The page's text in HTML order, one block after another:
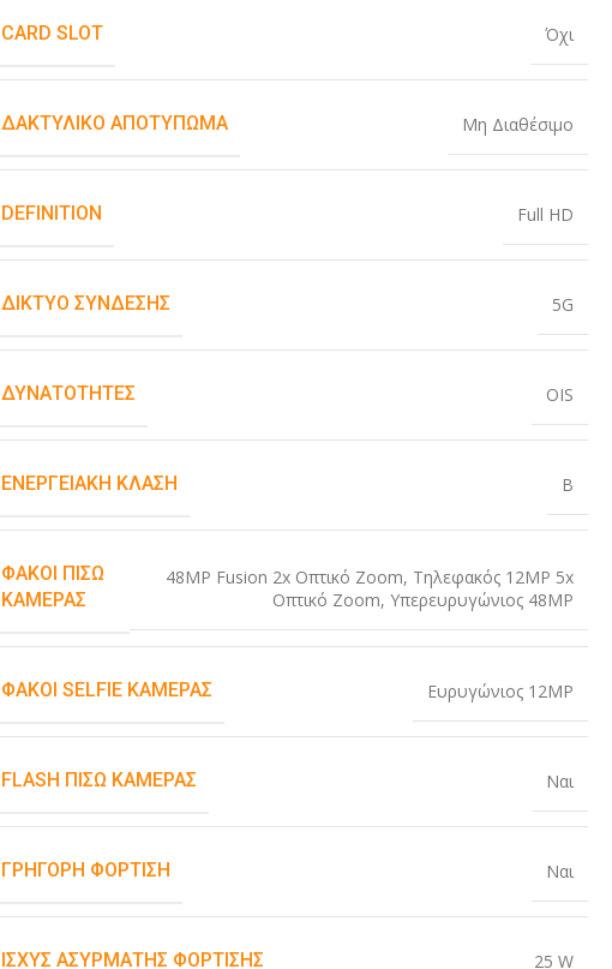
CARD SLOT Όχι
ΔΑΚΤΥΛΙΚΌ ΑΠΟΤΎΠΩΜΑ Μη Διαθέσιμο
DEFINITION Full HD
ΔΊΚΤΥΟ ΣΎΝΔΕΣΗΣ 5G
ΔΥΝΑΤΌΤΗΤΕΣ OIS
ΕΝΕΡΓΕΙΑΚΉ ΚΛΆΣΗ B
ΦΑΚΟΊ ΠΊΣΩ
ΚΆΜΕΡΑΣ
48MP Fusion 2x Οπτικό Zoom, Τηλεφακός 12MP 5x
Οπτικό Zoom, Υπερευρυγώνιος 48MP
ΦΑΚΟΊ SELFIE ΚΆΜΕΡΑΣ Ευρυγώνιος 12MP
FLASH ΠΊΣΩ ΚΆΜΕΡΑΣ Ναι
ΓΡΉΓΟΡΗ ΦΌΡΤΙΣΗ Ναι
ΙΣΧΎΣ ΑΣΎΡΜΑΤΗΣ ΦΌΡΤΙΣΗΣ 25 W